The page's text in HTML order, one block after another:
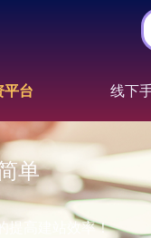
台 线下
单
提高建站效率！